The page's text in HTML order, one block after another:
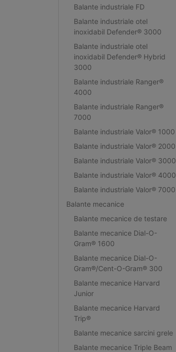
Balante industriale FD
Balante industriale otel
inoxidabil Defender® 3000
Balante industriale otel
inoxidabil Defender® Hybrid
3000
Balante industriale Ranger®
4000
Balante industriale Ranger®
7000
Balante industriale Valor® 1000
Balante industriale Valor® 2000
Balante industriale Valor® 3000
Balante industriale Valor® 4000
Balante industriale Valor® 7000
Balante mecanice
Balante mecanice de testare
Balante mecanice Dial-O-
Gram® 1600
Balante mecanice Dial-O-
Gram®/Cent-O-Gram® 300
Balante mecanice Harvard
Junior
Balante mecanice Harvard
Trip®
Balante mecanice sarcini grele
Balante mecanice Triple Beam